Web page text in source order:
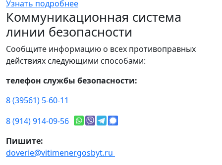
Узнать подробнее
Коммуникационная система
линии безопасности
Сообщите информацию о всех противоправных
действиях следующими способами:
телефон службы безопасности:
8 (39561) 5-60-11
8 (914) 914-09-56
Пишите:
doverie@vitimenergosbyt.ru